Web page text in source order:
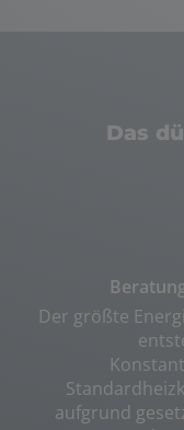
Das
Der größte
aufgrund